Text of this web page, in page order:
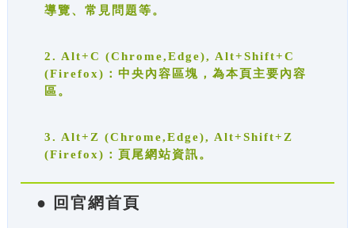
導覽、常見問題等。
2. Alt+C (Chrome,Edge), Alt+Shift+C
(Firefox)：中央內容區塊，為本頁主要內容
區。
3. Alt+Z (Chrome,Edge), Alt+Shift+Z
(Firefox)：頁尾網站資訊。
● 回官網首頁